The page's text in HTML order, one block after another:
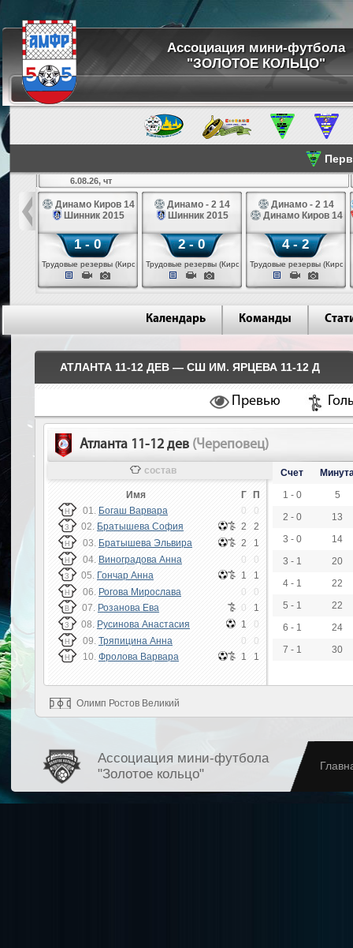
Ассоциация мини-футбола
"ЗОЛОТОЕ КОЛЬЦО"
14
6.08.26, чт
Динамо Киров 14
Шинник 2015
1 - 0
Трудовые резервы (Киров)
Динамо - 2 14
Шинник 2015
2 - 0
Трудовые резервы (Киров)
Динамо - 2 14
Динамо Киров 14
4 - 2
Трудовые резервы (Киров)
Календарь Команды
АТЛАНТА 11-12 ДЕВ — СШ ИМ. ЯРЦЕВА 11-12 Д
Превью
Атланта 11-12 дев (Череповец)
состав
Имя Г П
Н 01. Богаш Варвара 0 0
З 02. Братышева София 2 2
Н 03. Братышева Эльвира 2 1
Н 04. Виноградова Анна 0 0
З 05. Гончар Анна 1 1
Н 06. Рогова Мирослава 0 0
В 07. Розанова Ева 0 1
З 08. Русинова Анастасия 1 0
Н 09. Тряпицина Анна 0 0
Н 10. Фролова Варвара 1 1
Счет
1 - 0
5
2 - 0
13
3 - 0
14
3 - 1
20
4 - 1
22
5 - 1
22
6 - 1
24
7 - 1
30
Олимп Ростов Великий
Ассоциация мини-футбола
"Золотое кольцо"